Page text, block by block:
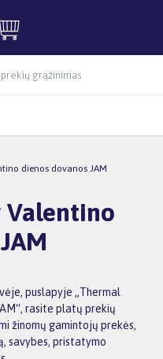
grąžinimas
dienos dovanos JAM
Valentino
puslapyje „Thermal
rasite platų prekių
žinomų gamintojų prekės,
savybes, pristatymo